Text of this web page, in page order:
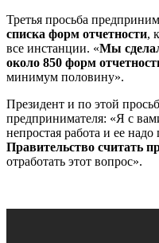
Третья просьба
списка форм отчетности,
все инстанции. «Мы
около 850 форм
минимум половину».
Президент и по этой
предпринимателя: «Я с
непростая работа и ее надо
Правительство считать
отработать этот вопрос».